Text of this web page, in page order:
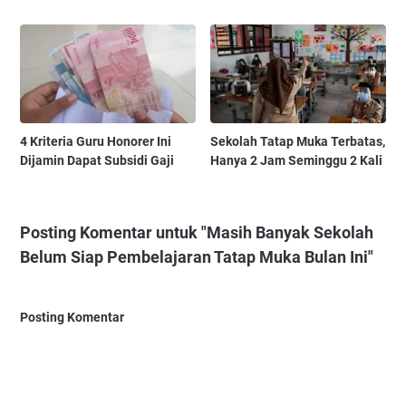
4 Kriteria Guru Honorer Ini
Dijamin Dapat Subsidi Gaji
Sekolah Tatap Muka Terbatas,
Hanya 2 Jam Seminggu 2 Kali
Posting Komentar untuk "Masih Banyak Sekolah
Belum Siap Pembelajaran Tatap Muka Bulan Ini"
Posting Komentar